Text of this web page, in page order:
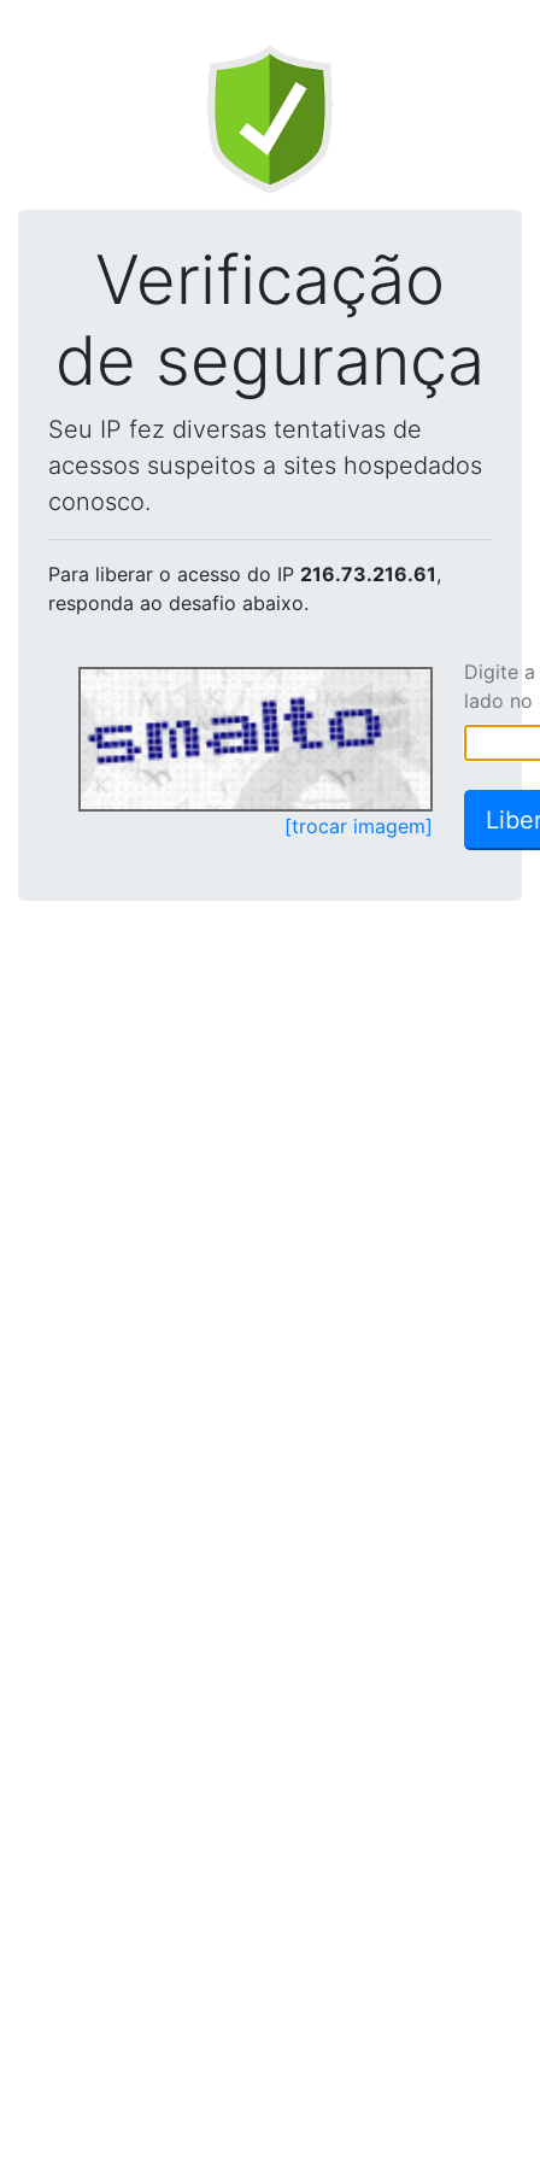
Verificação
de segurança
Seu IP fez diversas tentativas de
acessos suspeitos a sites hospedados
conosco.
Para liberar o acesso do IP 216.73.216.61,
responda ao desafio abaixo.
[trocar imagem]
Digite
lado no